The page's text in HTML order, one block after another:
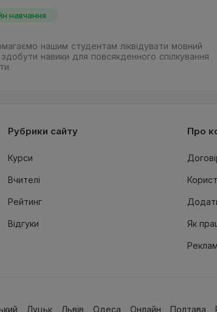
навчання
нашим студентам ліквідувати мовний
навики для повсякденного спілкування
Рубрики сайту
Курси
Вчителі
Рейтинг
Відгуки
Про
Як
Луцьк Львів Одеса Онлайн Полтава